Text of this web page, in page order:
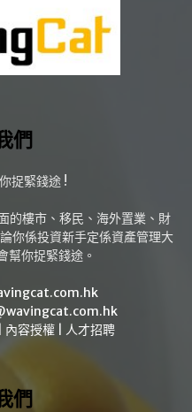
們
捉緊錢途 !
的樓市、移民、海外置業、財
你係投資新手定係資產管理大
你捉緊錢途。
內容授權 人才招聘
們